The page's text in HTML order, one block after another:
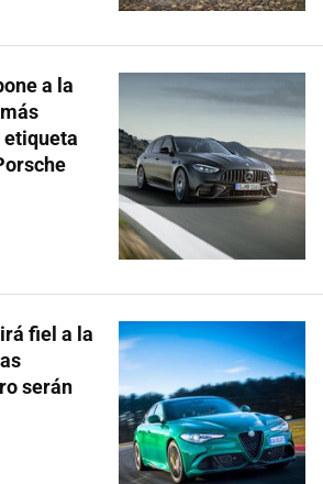
a la
etiqueta
fiel a la
serán